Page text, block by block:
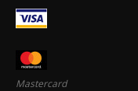
Mastercard